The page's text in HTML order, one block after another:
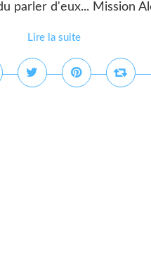
parler d'eux... Mission
Lire la suite